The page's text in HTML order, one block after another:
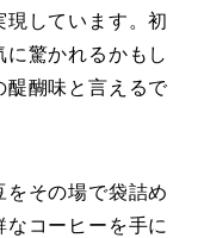
しています。初
驚かれるかもし
醍醐味と言えるで
その場で袋詰め
コーヒーを手に